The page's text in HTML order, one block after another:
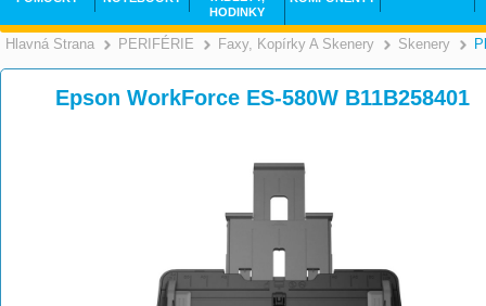
Hlavná Strana >
PERIFÉRIE >
Faxy, Kopírky A Skenery Skenery
Epson WorkForce ES-580W B11B258401
HODINKY